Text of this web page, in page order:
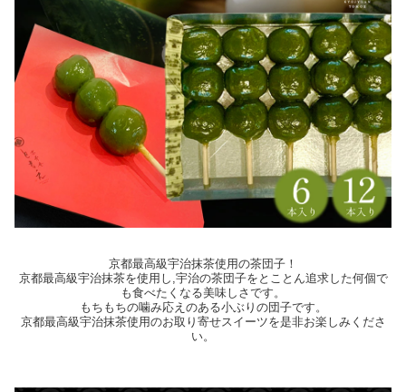
京都最高級宇治抹茶使用の茶団子！
京都最高級宇治抹茶を使用し,宇治の茶団子をとことん追求した何個で
も食べたくなる美味しさです。
もちもちの噛み応えのある小ぶりの団子です。
京都最高級宇治抹茶使用のお取り寄せスイーツを是非お楽しみくださ
い。